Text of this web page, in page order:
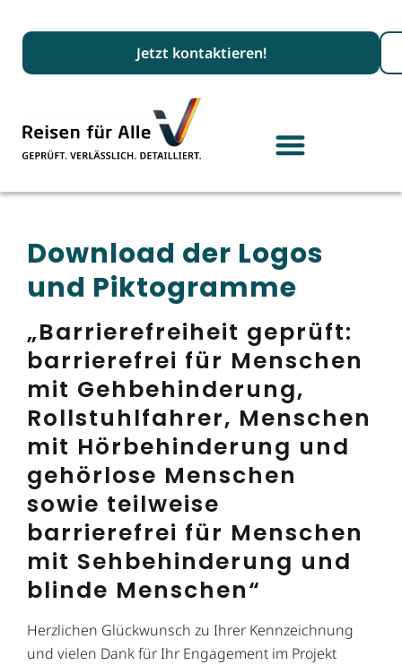
Jetzt kontaktieren!
Download der Logos
und Piktogramme
„Barrierefreiheit geprüft:
barrierefrei für Menschen
mit Gehbehinderung,
Rollstuhlfahrer, Menschen
mit Hörbehinderung und
gehörlose Menschen
sowie teilweise
barrierefrei für Menschen
mit Sehbehinderung und
blinde Menschen“
Herzlichen Glückwunsch zu Ihrer Kennzeichnung
und vielen Dank für Ihr Engagement im Projekt